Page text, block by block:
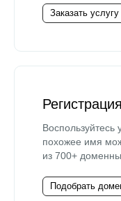
Заказать услугу
похожее имя
из 700+
Подобрать